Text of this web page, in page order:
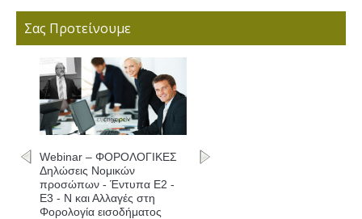
Σας Προτείνουμε
Webinar – ΦΟΡΟΛΟΓΙΚΕΣ
Δηλώσεις Νομικών
προσώπων - Έντυπα Ε2 -
Ε3 - Ν και Αλλαγές στη
Φορολογία εισοδήματος